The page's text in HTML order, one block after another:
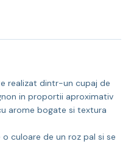
realizat dintr-un cupaj de
in proportii aproximativ
arome bogate si textura
culoare de un roz pal si se